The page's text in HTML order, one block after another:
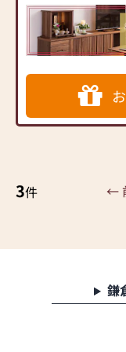
住所：町田市森野
フリーダイヤル：
提携駐車場：『タ
⭐⭐⭐6月26日(金)
(月)まで【お盆大特
開催中‼⭐⭐⭐
粉雪13号ナチュラ
ります。
前店限定30％～
ンテリアにマッチ
展開
国内130店舗以上の
リットと東証上場
以来、親切・丁寧
を心がけ、年間約
場づくり）の形を
や、お困りのこと
仏具・お位牌・お
3件 ←
鎌